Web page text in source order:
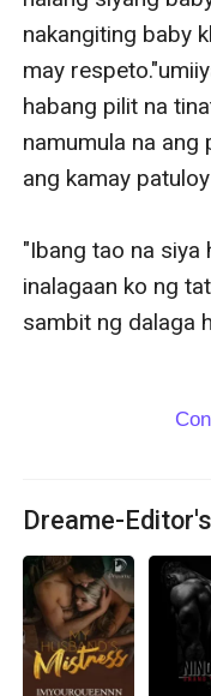
nakangiting baby
may
habang pilit na
namumula na ang
ang kamay
"Ibang tao na siya
inalagaan ko ng
sambit ng dalaga
Dreame-